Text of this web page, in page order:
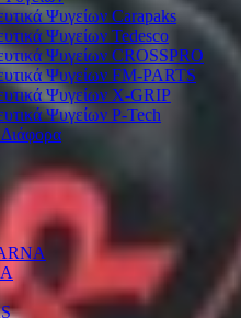
Ψυγείων Carapaks
Ψυγείων Tedesco
Ψυγείων CROSSPRO
Ψυγείων FM-PARTS
Ψυγείων X-GRIP
Ψυγείων P-Tech